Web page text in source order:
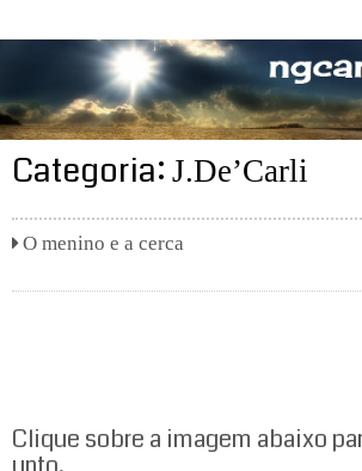
Categoria: J.De’Carli
O menino e a cerca
Clique sobre a imagem abaixo